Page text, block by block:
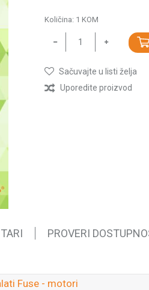
Količina: 1 KOM
Sačuvajte u listi želja
Uporedite proizvod
PROVERI
Fuse - motori